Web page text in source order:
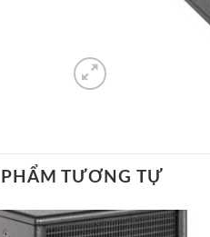
TƯƠNG TỰ